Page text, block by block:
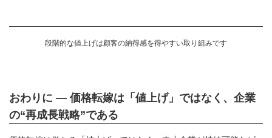
段階的な値上げは顧客の納得感を得やすい取り組みです
おわりに ― 価格転嫁は「値上げ」ではなく、企業
の“再成長戦略”である